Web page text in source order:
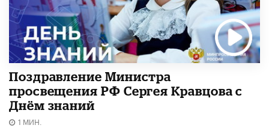
Поздравление Министра
просвещения РФ Сергея Кравцова с
Днём знаний
1 МИН.